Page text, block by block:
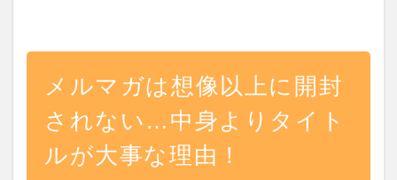
メルマガは想像以上に開封
されない…中身よりタイト
ルが大事な理由！